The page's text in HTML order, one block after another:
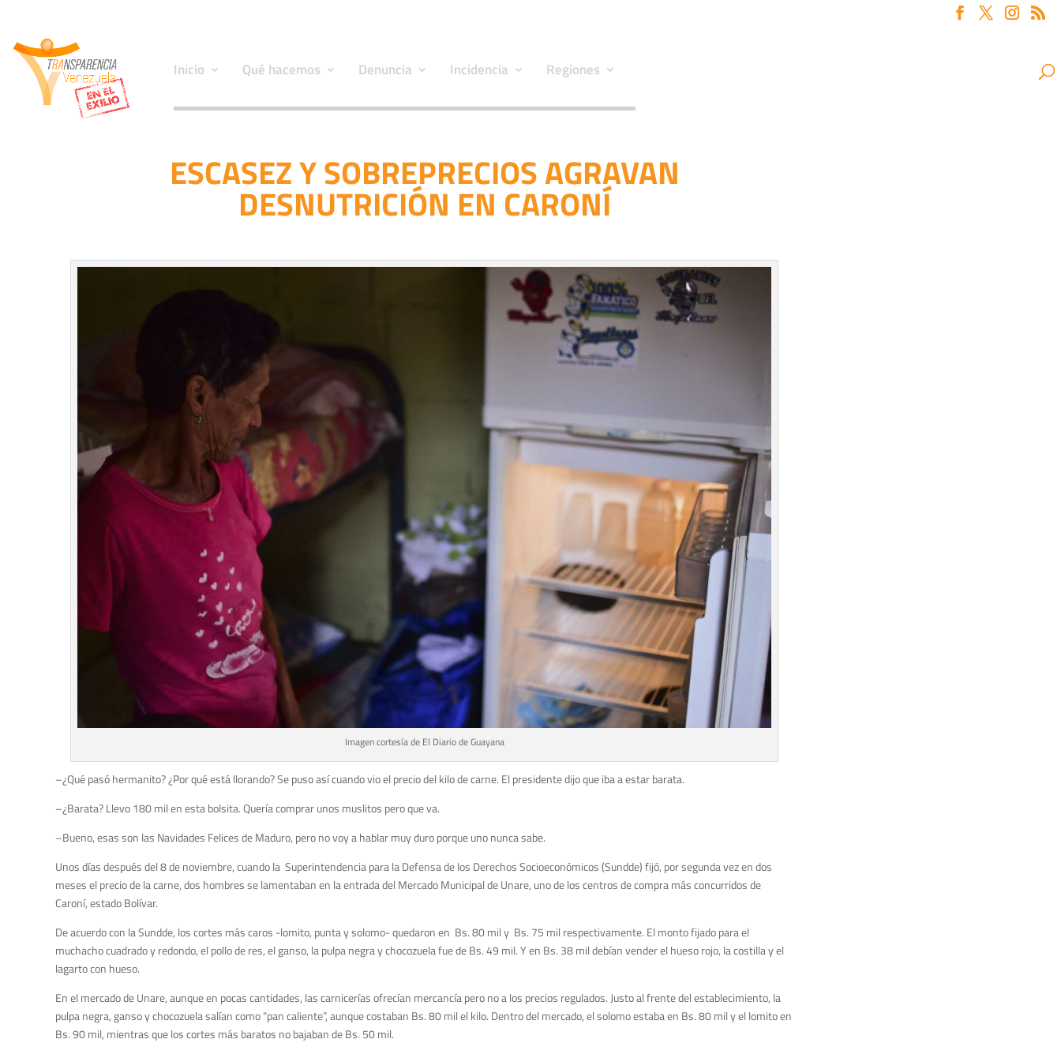
Inicio Qué hacemos Denuncia Incidencia Regiones
ESCASEZ Y SOBREPRECIOS AGRAVAN
DESNUTRICIÓN EN CARONÍ
Imagen cortesía de El Diario de Guayana
–¿Qué pasó hermanito? ¿Por qué está llorando? Se puso así cuando vio el precio del kilo de carne. El presidente dijo que iba a estar barata.
–¿Barata? Llevo 180 mil en esta bolsita. Quería comprar unos muslitos pero que va.
–Bueno, esas son las Navidades Felices de Maduro, pero no voy a hablar muy duro porque uno nunca sabe.
Unos días después del 8 de noviembre, cuando la Superintendencia para la Defensa de los Derechos Socioeconómicos (Sundde) fijó, por segunda vez en dos
meses el precio de la carne, dos hombres se lamentaban en la entrada del Mercado Municipal de Unare, uno de los centros de compra más concurridos de
Caroní, estado Bolívar.
De acuerdo con la Sundde, los cortes más caros -lomito, punta y solomo- quedaron en Bs. 80 mil y Bs. 75 mil respectivamente. El monto fijado para el
muchacho cuadrado y redondo, el pollo de res, el ganso, la pulpa negra y chocozuela fue de Bs. 49 mil. Y en Bs. 38 mil debían vender el hueso rojo, la costilla y el
lagarto con hueso.
En el mercado de Unare, aunque en pocas cantidades, las carnicerías ofrecían mercancía pero no a los precios regulados. Justo al frente del establecimiento, la
pulpa negra, ganso y chocozuela salían como “pan caliente”, aunque costaban Bs. 80 mil el kilo. Dentro del mercado, el solomo estaba en Bs. 80 mil y el lomito en
Bs. 90 mil, mientras que los cortes más baratos no bajaban de Bs. 50 mil.